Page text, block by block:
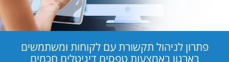
פתרון לניהול תקשורת עם לקוחות ומשתמשים
בארגון באמצעות טפסים דיגיטלים חכמים